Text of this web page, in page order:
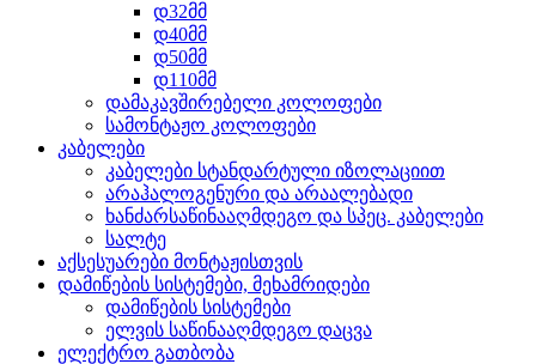
დ32მმ
დ40მმ
დ50მმ
დ110მმ
დამაკავშირებელი კოლოფები
სამონტაჟო კოლოფები
კაბელები
კაბელები სტანდარტული იზოლაციით
არაჰალოგენური და არაალებადი
ხანძარსაწინააღმდეგო და სპეც. კაბელები
სალტე
აქსესუარები მონტაჟისთვის
დამიწების სისტემები, მეხამრიდები
დამიწების სისტემები
ელვის საწინააღმდეგო დაცვა
ელექტრო გათბობა